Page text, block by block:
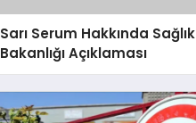
Sarı Serum Hakkında Sağlık
Bakanlığı Açıklaması